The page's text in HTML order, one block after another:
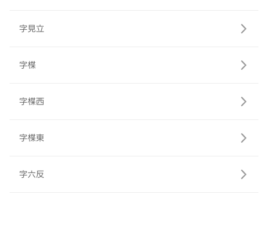
字見立
字楪
字楪西
字楪東
字六反